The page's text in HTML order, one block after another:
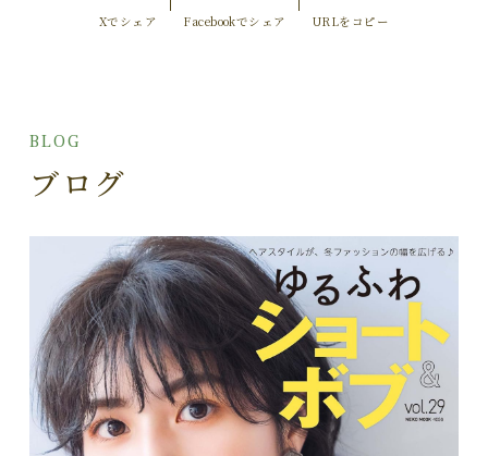
Xでシェア Facebookでシェア URLをコピー
BLOG
ブログ